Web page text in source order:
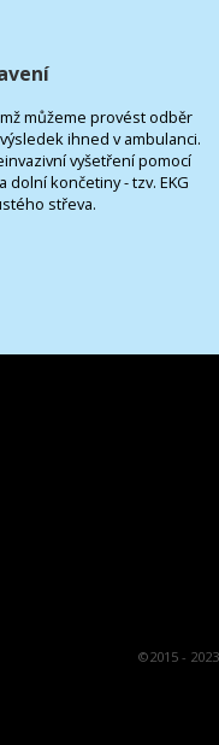
můžeme provést odběr
ihned v ambulanci.
vyšetření pomocí
končetiny - tzv. EKG
střeva.
©2015 - 2023